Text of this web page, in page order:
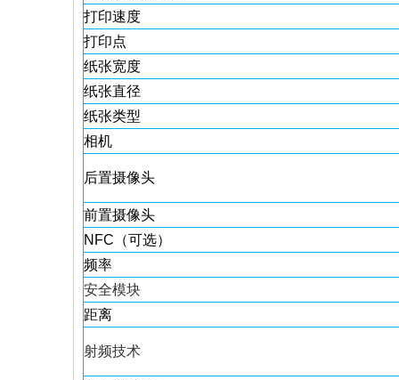
打印速度
打印点
纸张宽度
纸张直径
纸张类型
相机
后置摄像头
前置摄像头
NFC（可选）
频率
安全模块
距离
射频技术